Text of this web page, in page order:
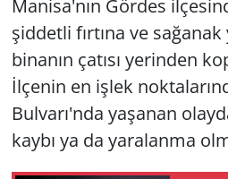
Manisa'nın Gördes
şiddetli fırtına ve
binanın çatısı yerinden
İlçenin en işlek
Bulvarı'nda yaşanan
kaybı ya da yaralanma